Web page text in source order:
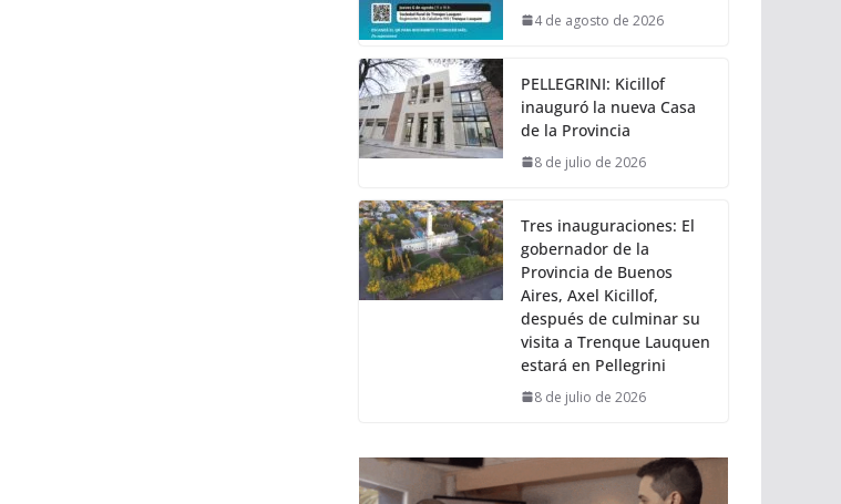
4 de agosto de 2026
PELLEGRINI: Kicillof
inauguró la nueva Casa
de la Provincia
8 de julio de 2026
Tres inauguraciones: El
gobernador de la
Provincia de Buenos
Aires, Axel Kicillof,
después de culminar su
visita a Trenque Lauquen
estará en Pellegrini
8 de julio de 2026